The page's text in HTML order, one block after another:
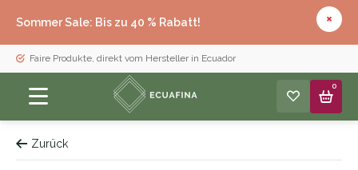
Sommer Sale: Bis zu 40 % Rabatt!
Faire Produkte, direkt vom Hersteller in Ecuador
0
Zurück